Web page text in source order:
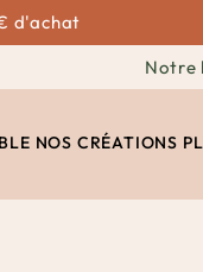
d'achat
Notre
NOS CRÉATIONS